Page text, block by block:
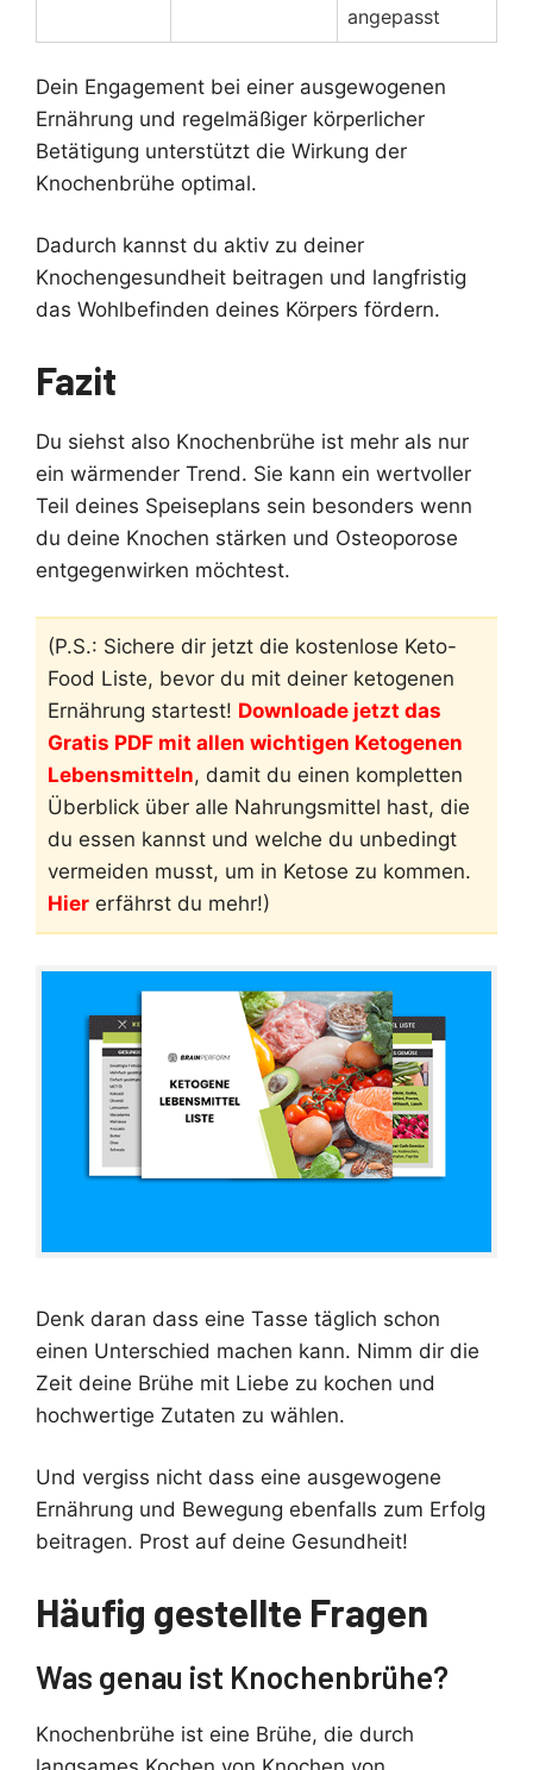
angepasst
Dein Engagement bei einer ausgewogenen
Ernährung und regelmäßiger körperlicher
Betätigung unterstützt die Wirkung der
Knochenbrühe optimal.
Dadurch kannst du aktiv zu deiner
Knochengesundheit beitragen und langfristig
das Wohlbefinden deines Körpers fördern.
Fazit
Du siehst also Knochenbrühe ist mehr als nur
ein wärmender Trend. Sie kann ein wertvoller
Teil deines Speiseplans sein besonders wenn
du deine Knochen stärken und Osteoporose
entgegenwirken möchtest.
(P.S.: Sichere dir jetzt die kostenlose Keto-
Food Liste, bevor du mit deiner ketogenen
Ernährung startest! Downloade jetzt das
Gratis PDF mit allen wichtigen Ketogenen
Lebensmitteln, damit du einen kompletten
Überblick über alle Nahrungsmittel hast, die
du essen kannst und welche du unbedingt
vermeiden musst, um in Ketose zu kommen.
Hier erfährst du mehr!)
Denk daran dass eine Tasse täglich schon
einen Unterschied machen kann. Nimm dir die
Zeit deine Brühe mit Liebe zu kochen und
hochwertige Zutaten zu wählen.
Und vergiss nicht dass eine ausgewogene
Ernährung und Bewegung ebenfalls zum Erfolg
beitragen. Prost auf deine Gesundheit!
Häufig gestellte Fragen
Was genau ist Knochenbrühe?
Knochenbrühe ist eine Brühe, die durch